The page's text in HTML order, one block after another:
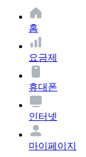
홈
요금제
휴대폰
인터넷
마이페이지